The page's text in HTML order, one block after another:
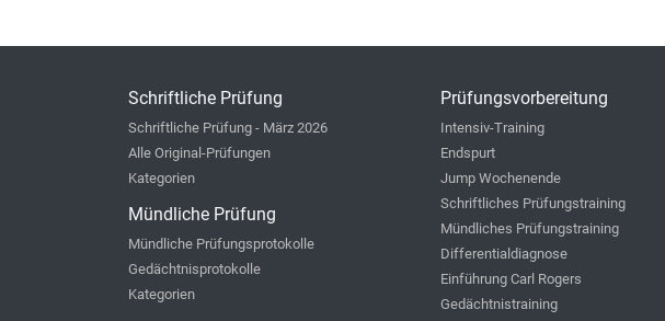
Schriftliche Prüfung
Schriftliche Prüfung - März 2026
Alle Original-Prüfungen
Kategorien
Mündliche Prüfung
Mündliche Prüfungsprotokolle
Gedächtnisprotokolle
Kategorien
Prüfungsvorbereitung
Intensiv-Training
Endspurt
Jump Wochenende
Schriftliches Prüfungstraining
Mündliches Prüfungstraining
Differentialdiagnose
Einführung Carl Rogers
Gedächtnistraining